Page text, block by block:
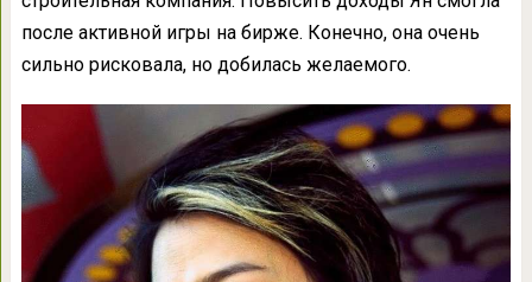
после активной игры на бирже. Конечно, она очень
сильно рисковала, но добилась желаемого.